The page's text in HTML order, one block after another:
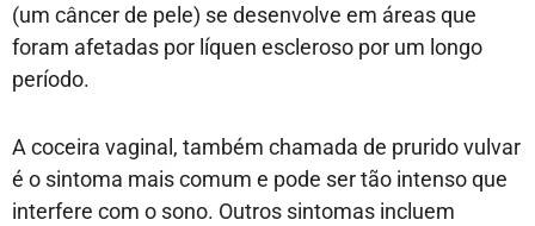
(um câncer de pele) se desenvolve em áreas que
foram afetadas por líquen escleroso por um longo
período.
A coceira vaginal, também chamada de prurido vulvar
é o sintoma mais comum e pode ser tão intenso que
interfere com o sono. Outros sintomas incluem